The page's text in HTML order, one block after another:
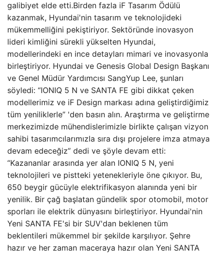
galibiyet elde etti.Birden fazla iF Tasarım Ödülü
kazanmak, Hyundai'nin tasarım ve teknolojideki
mükemmelliğini pekiştiriyor. Sektöründe inovasyon
lideri kimliğini sürekli yükselten Hyundai,
modellerindeki en ince detayları mimari ve inovasyonla
birleştiriyor. Hyundai ve Genesis Global Design Başkanı
ve Genel Müdür Yardımcısı SangYup Lee, şunları
söyledi: “IONIQ 5 N ve SANTA FE gibi dikkat çeken
modellerimiz ve iF Design markası adına geliştirdiğimiz
tüm yeniliklerle” 'den basın alın. Araştırma ve geliştirme
merkezimizde mühendislerimizle birlikte çalışan vizyon
sahibi tasarımcılarımızla sıra dışı projelere imza atmaya
devam edeceğiz” dedi ve şöyle devam etti:
“Kazananlar arasında yer alan IONIQ 5 N, yeni
teknolojileri ve pistteki yetenekleriyle öne çıkıyor. Bu,
650 beygir gücüyle elektrifikasyon alanında yeni bir
yenilik. Bir çağ başlatan gündelik spor otomobil, motor
sporları ile elektrik dünyasını birleştiriyor. Hyundai'nin
Yeni SANTA FE'si bir SUV'dan beklenen tüm
beklentileri mükemmel bir şekilde karşılıyor. Şehre
hazır ve her zaman maceraya hazır olan Yeni SANTA